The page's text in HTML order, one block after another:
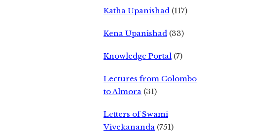
Katha Upanishad (117)
Kena Upanishad (33)
Knowledge Portal (7)
Lectures from Colombo
to Almora (31)
Letters of Swami
Vivekananda (751)